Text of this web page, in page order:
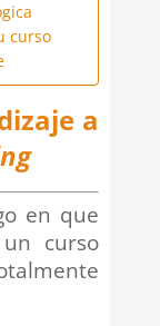
curso
a
en que
curso